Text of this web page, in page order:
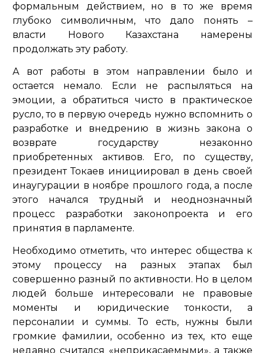
формальным действием, но в то же время
глубоко символичным, что дало понять –
власти Нового Казахстана намерены
продолжать эту работу.
А вот работы в этом направлении было и
остается немало. Если не распыляться на
эмоции, а обратиться чисто в практическое
русло, то в первую очередь нужно вспомнить о
разработке и внедрению в жизнь закона о
возврате государству незаконно
приобретенных активов. Его, по существу,
президент Токаев инициировал в день своей
инаугурации в ноябре прошлого года, а после
этого начался трудный и неоднозначный
процесс разработки законопроекта и его
принятия в парламенте.
Необходимо отметить, что интерес общества к
этому процессу на разных этапах был
совершенно разный по активности. Но в целом
людей больше интересовали не правовые
моменты и юридические тонкости, а
персоналии и суммы. То есть, нужны были
громкие фамилии, особенно из тех, кто еще
недавно считался «неприкасаемыми», а также